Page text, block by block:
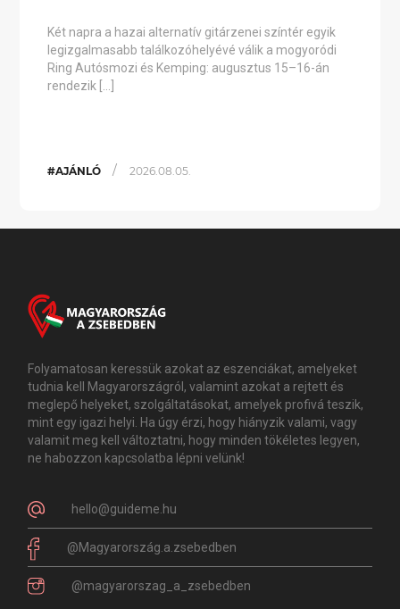
Két napra a hazai alternatív gitárzenei színtér egyik
legizgalmasabb találkozóhelyévé válik a mogyoródi
Ring Autósmozi és Kemping: augusztus 15–16-án
rendezik […]
#AJÁNLÓ / 2026.08.05.
Folyamatosan keressük azokat az eszenciákat, amelyeket
tudnia kell Magyarországról, valamint azokat a rejtett és
meglepő helyeket, szolgáltatásokat, amelyek profivá teszik,
mint egy igazi helyi. Ha úgy érzi, hogy hiányzik valami, vagy
valamit meg kell változtatni, hogy minden tökéletes legyen,
ne habozzon kapcsolatba lépni velünk!
hello@guideme.hu
@Magyarország.a.zsebedben
@magyarorszag_a_zsebedben